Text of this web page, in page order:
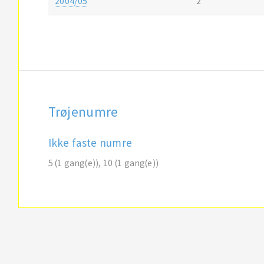
Trøjenumre
Ikke faste numre
5 (1 gang(e)), 10 (1 gang(e))